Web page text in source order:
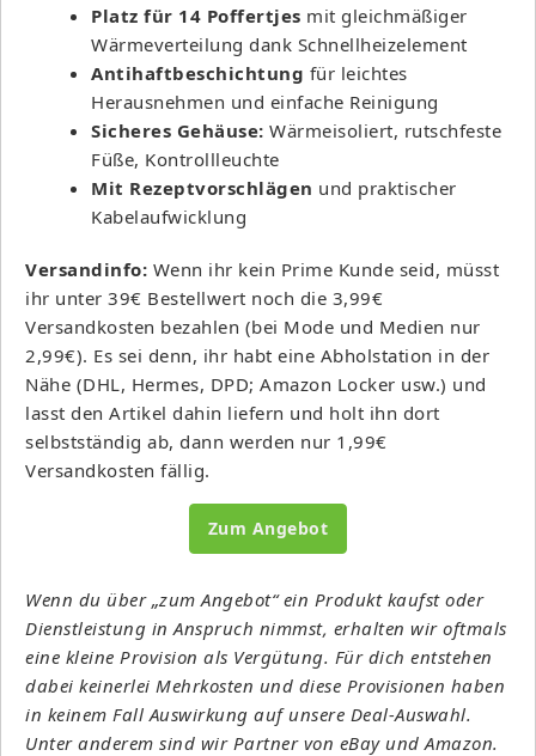
Platz für 14 Poffertjes mit gleichmäßiger
Wärmeverteilung dank Schnellheizelement
Antihaftbeschichtung für leichtes
Herausnehmen und einfache Reinigung
Sicheres Gehäuse: Wärmeisoliert, rutschfeste
Füße, Kontrollleuchte
Mit Rezeptvorschlägen und praktischer
Kabelaufwicklung
Versandinfo: Wenn ihr kein Prime Kunde seid, müsst
ihr unter 39€ Bestellwert noch die 3,99€
Versandkosten bezahlen (bei Mode und Medien nur
2,99€). Es sei denn, ihr habt eine Abholstation in der
Nähe (DHL, Hermes, DPD; Amazon Locker usw.) und
lasst den Artikel dahin liefern und holt ihn dort
selbstständig ab, dann werden nur 1,99€
Versandkosten fällig.
Zum Angebot
Wenn du über „zum Angebot“ ein Produkt kaufst oder
Dienstleistung in Anspruch nimmst, erhalten wir oftmals
eine kleine Provision als Vergütung. Für dich entstehen
dabei keinerlei Mehrkosten und diese Provisionen haben
in keinem Fall Auswirkung auf unsere Deal-Auswahl.
Unter anderem sind wir Partner von eBay und Amazon.